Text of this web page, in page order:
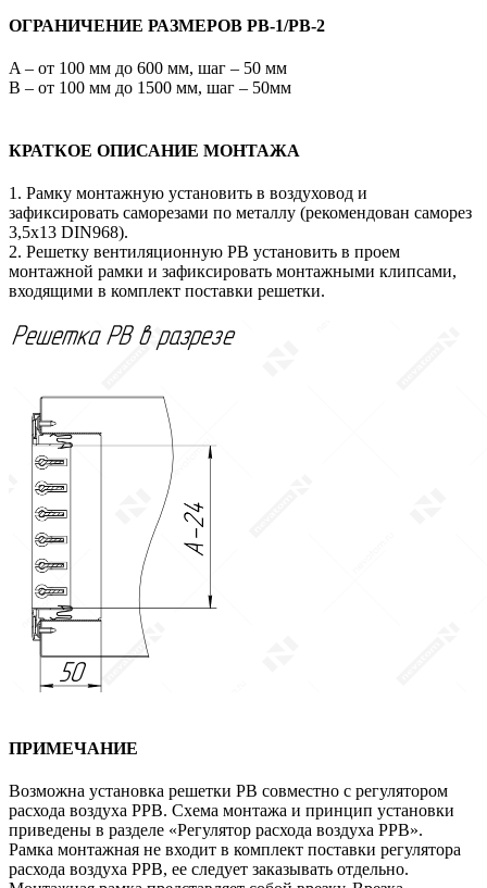
ОГРАНИЧЕНИЕ РАЗМЕРОВ РВ-1/РВ-2
A – от 100 мм до 600 мм, шаг – 50 мм
В – от 100 мм до 1500 мм, шаг – 50мм
КРАТКОЕ ОПИСАНИЕ МОНТАЖА
1. Рамку монтажную установить в воздуховод и
зафиксировать саморезами по металлу (рекомендован саморез
3,5х13 DIN968).
2. Решетку вентиляционную РВ установить в проем
монтажной рамки и зафиксировать монтажными клипсами,
входящими в комплект поставки решетки.
ПРИМЕЧАНИЕ
Возможна установка решетки РВ совместно с регулятором
расхода воздуха РРВ. Схема монтажа и принцип установки
приведены в разделе «Регулятор расхода воздуха РРВ».
Рамка монтажная не входит в комплект поставки регулятора
расхода воздуха РРВ, ее следует заказывать отдельно.